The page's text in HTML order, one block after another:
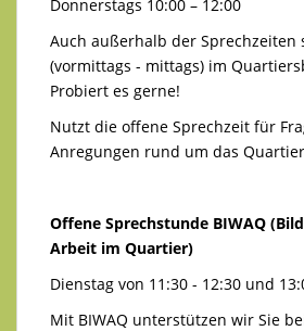
Donnerstags 10:00 – 12:00
Auch außerhalb der Sprechzeiten
(vormittags - mittags) im
Probiert es gerne!
Nutzt die offene Sprechzeit für
Anregungen rund um das
Offene Sprechstunde BIWAQ
Arbeit im Quartier)
Dienstag von 11:30 - 12:30 und
Mit BIWAQ unterstützen wir Sie